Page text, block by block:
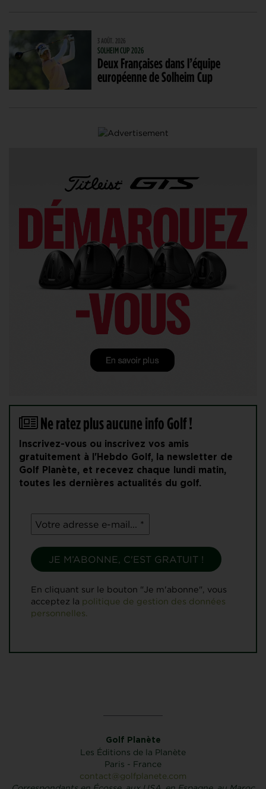
3 AOÛT. 2026
SOLHEIM CUP 2026
Deux Françaises dans l’équipe
européenne de Solheim Cup
Ne ratez plus aucune info Golf !
Inscrivez-vous ou inscrivez vos amis
gratuitement à l'Hebdo Golf, la newsletter de
Golf Planète, et recevez chaque lundi matin,
toutes les dernières actualités du golf.
En cliquant sur le bouton "Je m'abonne", vous
acceptez la politique de gestion des données
personnelles.
Golf Planète
Les Éditions de la Planète
Paris - France
contact@golfplanete.com